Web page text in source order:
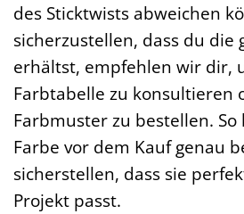
des Sticktwists abweichen
sicherzustellen, dass du die
erhältst, empfehlen wir dir,
Farbtabelle zu konsultieren
Farbmuster zu bestellen.
Farbe vor dem Kauf genau
sicherstellen, dass sie
Projekt passt.